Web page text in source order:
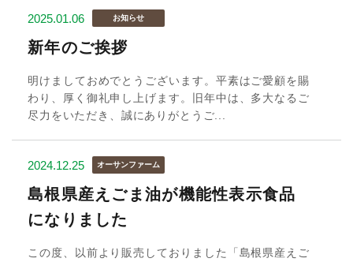
2025.01.06 お知らせ
新年のご挨拶
明けましておめでとうございます。平素はご愛顧を賜
わり、厚く御礼申し上げます。旧年中は、多大なるご
尽力をいただき、誠にありがとうご...
2024.12.25 オーサンファーム
島根県産えごま油が機能性表示食品
になりました
この度、以前より販売しておりました「島根県産えご